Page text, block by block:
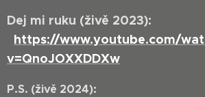
Dej mi ruku (živě 2023):
https://www.youtube.com/
v=QnoJOXXDDXw
P.S. (živě 2024):